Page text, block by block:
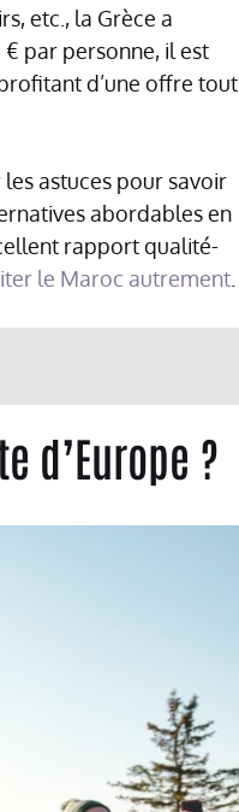
etc., la Grèce a
par personne, il est
d’une offre tout
astuces pour savoir
abordables en
rapport qualité-
le Maroc autrement
d’Europe ?